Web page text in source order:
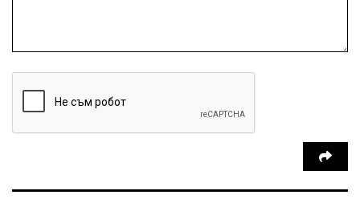
правосъдие Исторически парк
престъпление